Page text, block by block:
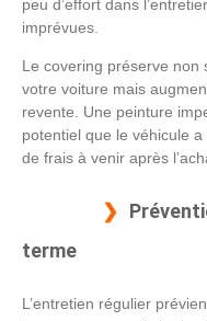
peu d’effort dans
imprévues.
Le covering préserve non
votre voiture mais
revente. Une peinture
potentiel que le véhicule
de frais à venir après
terme
L’entretien régulier